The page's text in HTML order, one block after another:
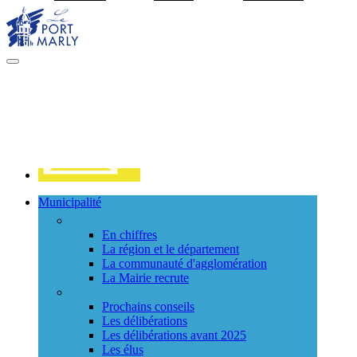
MENU
Municipalité
En chiffres
La région et le département
La communauté d'agglomération
La Mairie recrute
Prochains conseils
Les délibérations
Les délibérations avant 2025
Les élus